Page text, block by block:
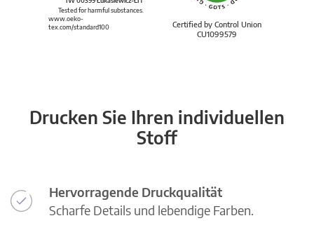
Certified by Control Union
CU1099579
Tested for harmful substances.
www.oeko-
tex.com/standard100
Drucken Sie Ihren individuellen
Stoff
Hervorragende Druckqualität
Scharfe Details und lebendige Farben.